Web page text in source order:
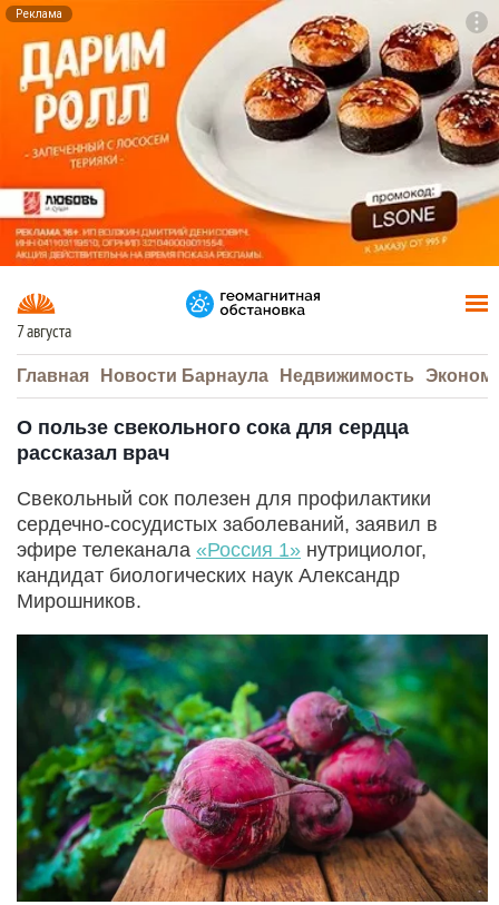
Реклама
7 августа
Главная Новости Барнаула Недвижимость
О пользе свекольного сока для сердца
рассказал врач
Свекольный сок полезен для профилактики
сердечно-сосудистых заболеваний, заявил в
эфире телеканала «Россия 1» нутрициолог,
кандидат биологических наук Александр
Мирошников.